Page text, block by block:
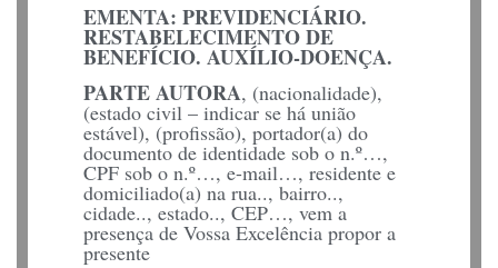
EMENTA: PREVIDENCIÁRIO.
RESTABELECIMENTO DE
BENEFÍCIO. AUXÍLIO-DOENÇA.
PARTE AUTORA, (nacionalidade),
(estado civil – indicar se há união
estável), (profissão), portador(a) do
documento de identidade sob o n.º…,
CPF sob o n.º…, e-mail…, residente e
domiciliado(a) na rua.., bairro..,
cidade.., estado.., CEP…, vem a
presença de Vossa Excelência propor a
presente